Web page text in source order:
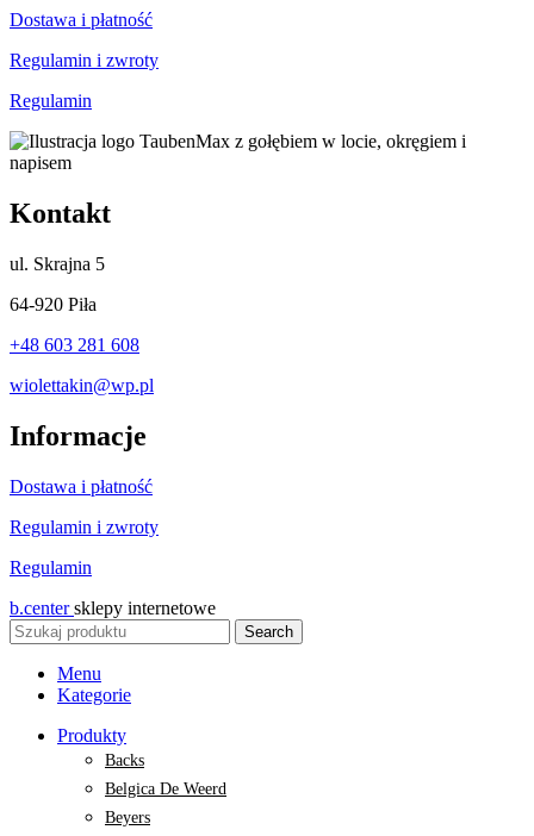
Dostawa i płatność
Regulamin i zwroty
Regulamin
Kontakt
ul. Skrajna 5
64-920 Piła
+48 603 281 608
wiolettakin@wp.pl
Informacje
Dostawa i płatność
Regulamin i zwroty
Regulamin
b.centersklepy internetowe
Search
Menu
Kategorie
Produkty
Backs
Belgica De Weerd
Beyers